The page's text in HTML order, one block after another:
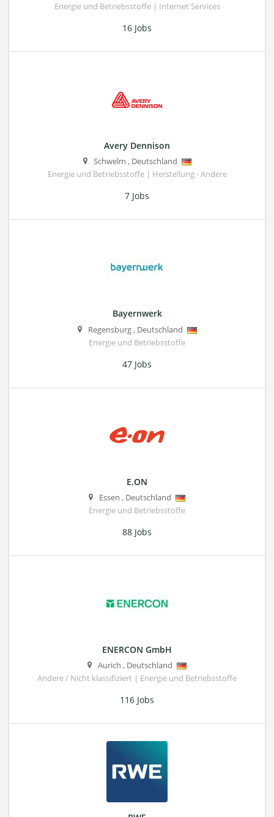
Energie und Betriebsstoffe | Internet Services
16 Jobs
Avery Dennison
Schwelm , Deutschland
Energie und Betriebsstoffe | Herstellung - Andere
7 Jobs
Bayernwerk
Regensburg, Deutschland
Energie und Betriebsstoffe
47 Jobs
E.ON
Essen , Deutschland
Energie und Betriebsstoffe
88 Jobs
ENERCON GmbH
Aurich , Deutschland
Andere / Nicht klassifiziert | Energie und Betriebsstoffe
116 Jobs